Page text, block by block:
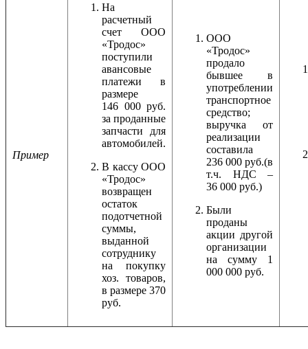
Пример
На
расчетный
счет ООО
«Тродос»
поступили
авансовые
платежи в
размере
146 000 руб.
за проданные
запчасти для
автомобилей.
В кассу ООО
«Тродос»
возвращен
остаток
подотчетной
суммы,
выданной
сотруднику
на покупку
хоз. товаров,
в размере 370
руб.
ООО
«Тродос»
продало
бывшее в
употреблении
транспортное
средство;
выручка от
реализации
составила
236 000 руб.(в
т.ч. НДС –
36 000 руб.)
Были
проданы
акции другой
организации
на сумму 1
000 000 руб.